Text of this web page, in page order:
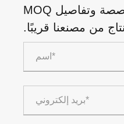
احصل على أسعار مخصصة وتفاصيل MOQ
من مصنعنا قريبًا.